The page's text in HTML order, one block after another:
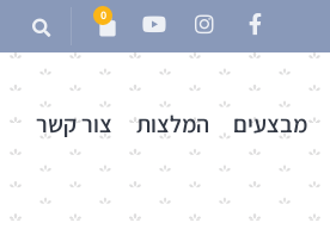
0
מבצעים המלצות צור קשר